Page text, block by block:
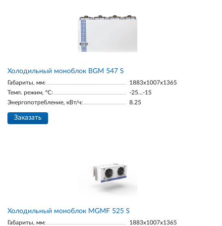
Холодильный моноблок BGМ 547 S
Габариты, мм:
1883х1007х1365
Темп. режим, °С:
-25...-15
Энергопотребление, кВт/ч:
8.25
Заказать
Холодильный моноблок MGМF 525 S
Габариты, мм:
1883х1007х1365